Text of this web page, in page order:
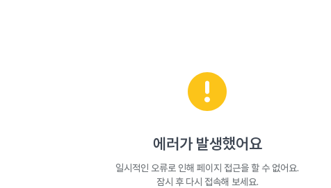
에러가 발생했어요
일시적인 오류로 인해 페이지 접근을 할 수 없어요.
잠시 후 다시 접속해 보세요.